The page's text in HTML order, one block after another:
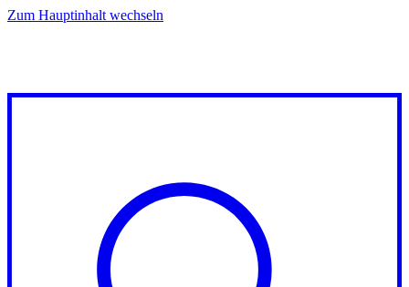
Zum Hauptinhalt wechseln